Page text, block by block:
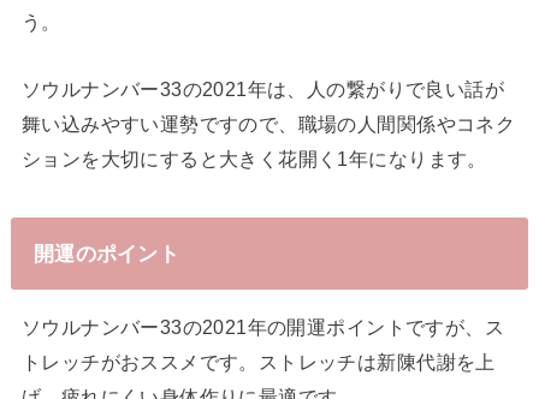
う。
ソウルナンバー33の2021年は、人の繋がりで良い話が
舞い込みやすい運勢ですので、職場の人間関係やコネク
ションを大切にすると大きく花開く1年になります。
開運のポイント
ソウルナンバー33の2021年の開運ポイントですが、ス
トレッチがおススメです。ストレッチは新陳代謝を上